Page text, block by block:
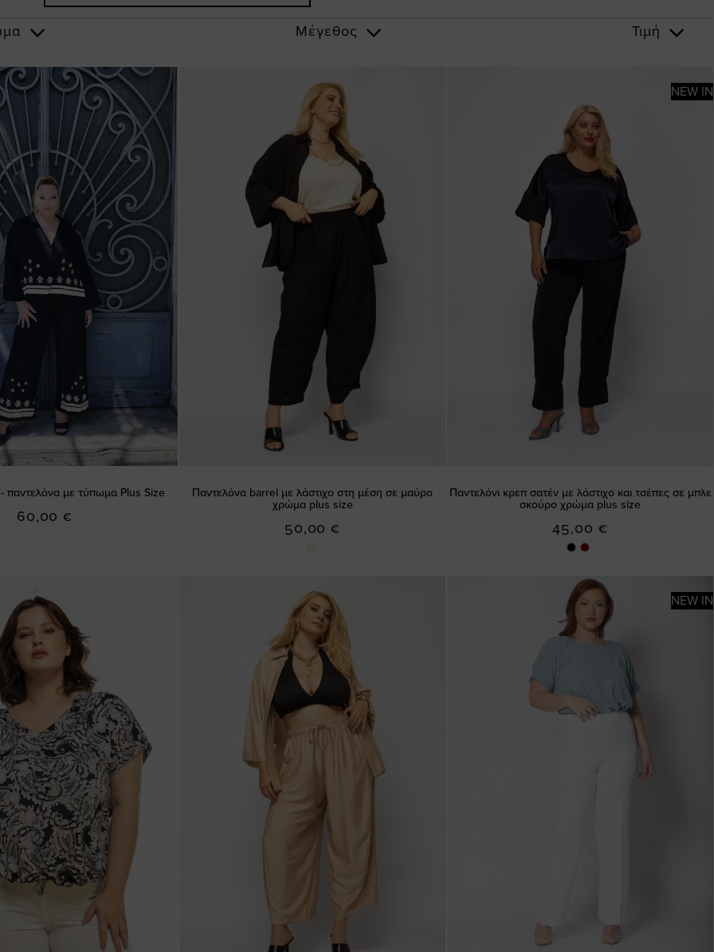
Μέγεθος Τιμή
παντελόνα με τύπωμα Plus Size
60,00 €
Παντελόνα barrel με λάστιχο στη μέση σε μαύρο
χρώμα plus size
50,00 €
NEW IN
Παντελόνι κρεπ σατέν με λάστιχο και τσέπες σε μπλε
σκούρο χρώμα plus size
45,00 €
NEW IN